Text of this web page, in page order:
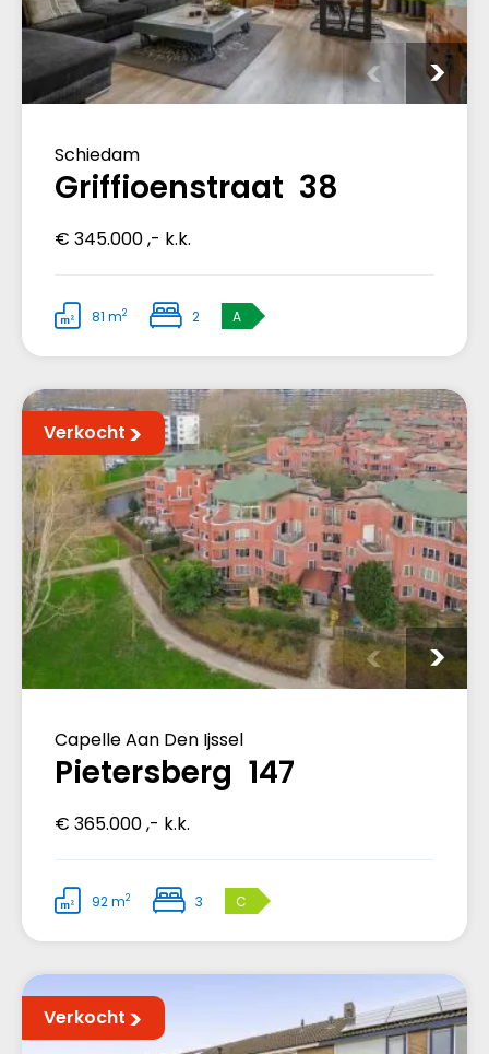
Schiedam
Griffioenstraat 38
€ 345.000 ,- k.k.
81 m2 2 A
Verkocht
Capelle Aan Den Ijssel
Pietersberg 147
€ 365.000 ,- k.k.
92 m2 3 C
Verkocht